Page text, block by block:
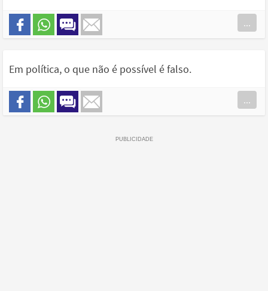
...
Em política, o que não é possível é falso.
...